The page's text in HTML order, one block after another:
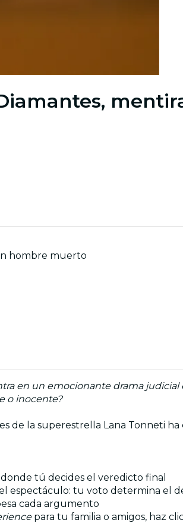
hombre muerto
en un emocionante drama
o inocente?
de la superestrella Lana Tonneti
tú decides el veredicto final
espectáculo: tu voto determina el
cada argumento
para tu familia o amigos, haz